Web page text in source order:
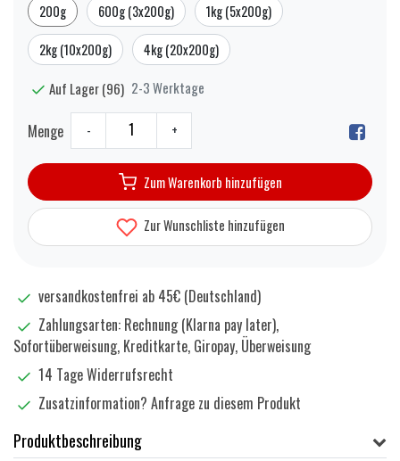
200g 600g (3x200g) 1kg (5x200g)
2kg (10x200g) 4kg (20x200g)
Auf Lager (96) 2-3 Werktage
Menge - +
Zum Warenkorb hinzufügen
Zur Wunschliste hinzufügen
versandkostenfrei ab 45€ (Deutschland)
Zahlungsarten: Rechnung (Klarna pay later),
Sofortüberweisung, Kreditkarte, Giropay, Überweisung
14 Tage Widerrufsrecht
Zusatzinformation? Anfrage zu diesem Produkt
Produktbeschreibung